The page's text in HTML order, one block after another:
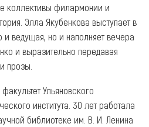
коллективы филармонии и
Элла Якубенкова выступает в
и ведущая, но и наполняет вечера
и выразительно передавая
прозы.
Ульяновского
института. 30 лет работала
библиотеке им. В. И. Ленина